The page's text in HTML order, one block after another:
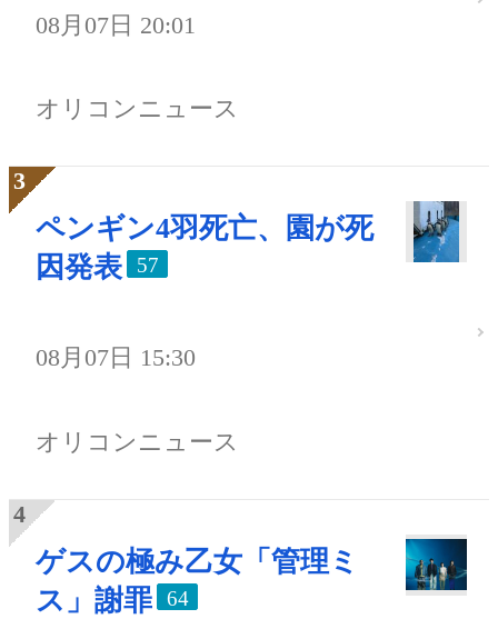
08月07日 20:01
オリコンニュース
ペンギン4羽死亡、園が死
因発表
57
08月07日 15:30
オリコンニュース
ゲスの極み乙女「管理ミ
ス」謝罪
64